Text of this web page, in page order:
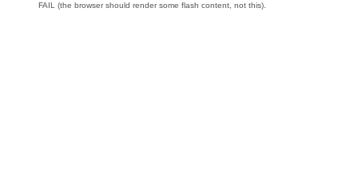
FAIL (the browser should render some flash content, not this).